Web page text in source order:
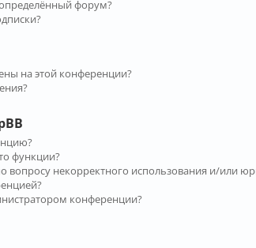
форум?
на этой конференции?
функции?
вопросу некорректного использования и/или
конференции?